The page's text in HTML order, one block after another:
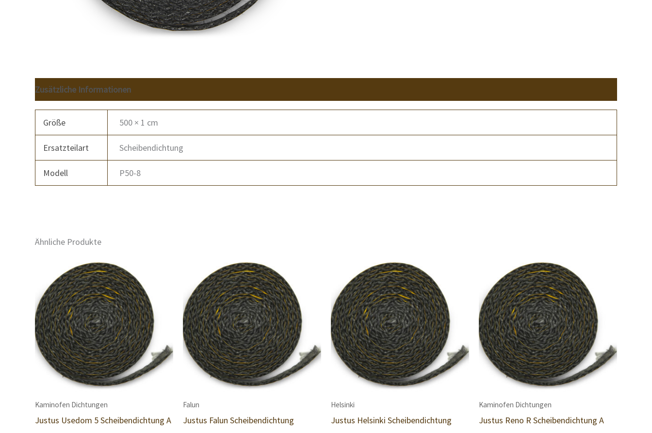
Zusätzliche Informationen
Größe 500 × 1 cm
Ersatzteilart Scheibendichtung
Modell P50-8
Ähnliche Produkte
Kaminofen Dichtungen
Justus Usedom 5 Scheibendichtung A
Falun
Justus Falun Scheibendichtung
Helsinki
Justus Helsinki Scheibendichtung
Kaminofen Dichtungen
Justus Reno R Scheibendichtung A